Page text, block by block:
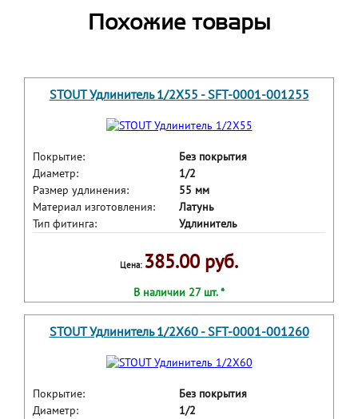
Похожие товары
STOUT Удлинитель 1/2X55 - SFT-0001-001255
Покрытие:
Без покрытия
Диаметр:
1/2
Размер удлинения:
55 мм
Материал изготовления:
Латунь
Тип фитинга:
Удлинитель
Цена: 385.00 руб.
В наличии 27 шт. *
STOUT Удлинитель 1/2X60 - SFT-0001-001260
Покрытие:
Без покрытия
Диаметр:
1/2